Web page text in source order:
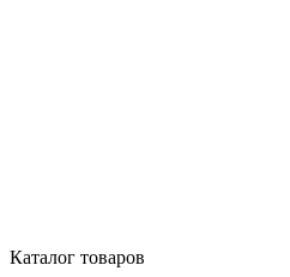
Каталог товаров